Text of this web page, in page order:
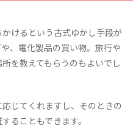
けるという古式ゆかし手段が
、電化製品の買い物。旅行や
を教えてもらうのもよいでし
じてくれますし、そのときの
ることもできます。